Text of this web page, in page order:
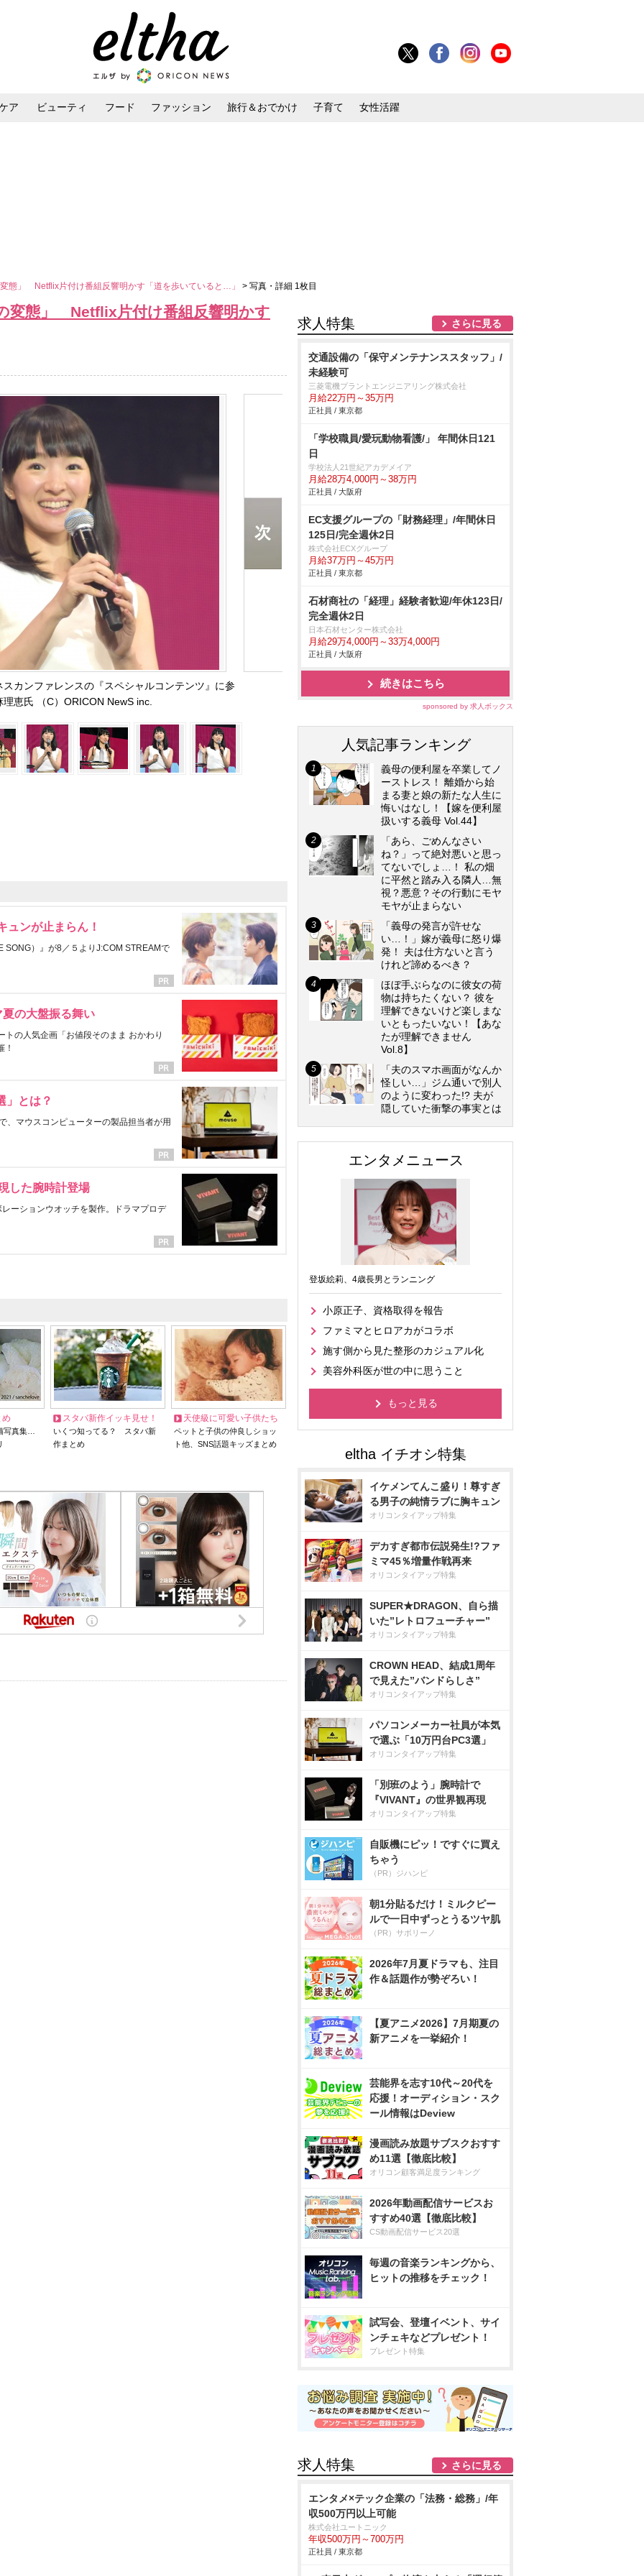
ア ビューティ フード ファッション 旅行＆おでかけ 子育て 女性活躍
態」 Netflix片付け番組反響明かす「道を歩いていると…」 > 写真・詳細 1枚目
変態」 Netflix片付け番組反響明かす
カンファレンスの『スペシャルコンテンツ』に参
恵氏 （C）ORICON NewS inc.
ュンが止まらん！
SONG）』が8／５よりJ:COM STREAMで
の大盤振る舞い
の人気企画「お値段そのまま おかわり
！
」とは？
、マウスコンピューターの製品担当者が用
した腕時計登場
ーションウオッチを製作。ドラマプロデ
め
写真集…
スタバ新作イッキ見せ！
いくつ知ってる？ スタバ新
作まとめ
天使級に可愛い子供たち
ペットと子供の仲良しショッ
ト他、SNS話題キッズまとめ
求人特集 さらに見る
交通設備の「保守メンテナンススタッフ」/
未経験可
三菱電機プラントエンジニアリング株式会社
月給22万円～35万円
正社員 / 東京都
「学校職員/愛玩動物看護/」 年間休日121
日
学校法人21世紀アカデメイア
月給28万4,000円～38万円
正社員 / 大阪府
EC支援グループの「財務経理」/年間休日
125日/完全週休2日
株式会社ECXグループ
月給37万円～45万円
正社員 / 東京都
石材商社の「経理」経験者歓迎/年休123日/
完全週休2日
日本石材センター株式会社
月給29万4,000円～33万4,000円
正社員 / 大阪府
続きはこちら
sponsored by 求人ボックス
人気記事ランキング
義母の便利屋を卒業してノ
ーストレス！ 離婚から始
まる妻と娘の新たな人生に
悔いはなし！【嫁を便利屋
扱いする義母 Vol.44】
「あら、ごめんなさい
ね？」って絶対悪いと思っ
てないでしょ…！ 私の畑
に平然と踏み入る隣人…無
視？悪意？その行動にモヤ
モヤが止まらない
「義母の発言が許せな
い…！」嫁が義母に怒り爆
発！ 夫は仕方ないと言う
けれど諦めるべき？
ほぼ手ぶらなのに彼女の荷
物は持ちたくない？ 彼を
理解できないけど楽しまな
いともったいない！【あな
たが理解できません
Vol.8】
「夫のスマホ画面がなんか
怪しい…」ジム通いで別人
のように変わった!? 夫が
隠していた衝撃の事実とは
エンタメニュース
登坂絵莉、4歳長男とランニング
小原正子、資格取得を報告
ファミマとヒロアカがコラボ
施す側から見た整形のカジュアル化
美容外科医が世の中に思うこと
もっと見る
イケメンてんこ盛り！尊すぎ
る男子の純情ラブに胸キュン
オリコンタイアップ特集
デカすぎ都市伝説発生!?ファ
ミマ45％増量作戦再来
オリコンタイアップ特集
SUPER★DRAGON、自ら描
いた”レトロフューチャー”
オリコンタイアップ特集
CROWN HEAD、結成1周年
で見えた”バンドらしさ”
オリコンタイアップ特集
パソコンメーカー社員が本気
で選ぶ「10万円台PC3選」
オリコンタイアップ特集
「別班のよう」腕時計で
『VIVANT』の世界観再現
オリコンタイアップ特集
自販機にピッ！ですぐに買え
ちゃう
（PR）ジハンピ
朝1分貼るだけ！ミルクピー
ルで一日中ずっとうるツヤ肌
（PR）サボリーノ
2026年7月夏ドラマも、注目
作＆話題作が勢ぞろい！
【夏アニメ2026】7月期夏の
新アニメを一挙紹介！
芸能界を志す10代～20代を
応援！オーディション・スク
ール情報はDeview
漫画読み放題サブスクおすす
め11選【徹底比較】
オリコン顧客満足度ランキング
2026年動画配信サービスお
すすめ40選【徹底比較】
CS動画配信サービス20選
毎週の音楽ランキングから、
ヒットの推移をチェック！
試写会、登壇イベント、サイ
ンチェキなどプレゼント！
プレゼント特集
求人特集 さらに見る
エンタメ×テック企業の「法務・総務」/年
収500万円以上可能
株式会社ユートニック
年収500万円～700万円
正社員 / 東京都